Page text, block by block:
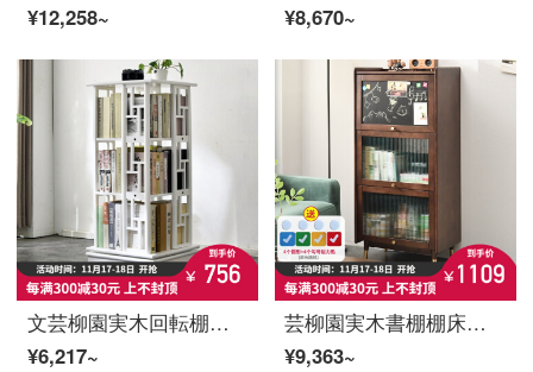
¥12,258~
¥8,670~
文芸柳園実木回転棚家庭用360度の書棚簡単に床につく書棚絵本棚客間に移動可能な置物棚新中国式三階白
¥6,217~
芸柳園実木書棚棚床にドア付き書棚棚棚棚棚棚棚棚棚棚棚棚棚棚棚棚棚棚棚棚の軽贅沢品【上ひっくり返り書棚の胡桃色】
¥9,363~